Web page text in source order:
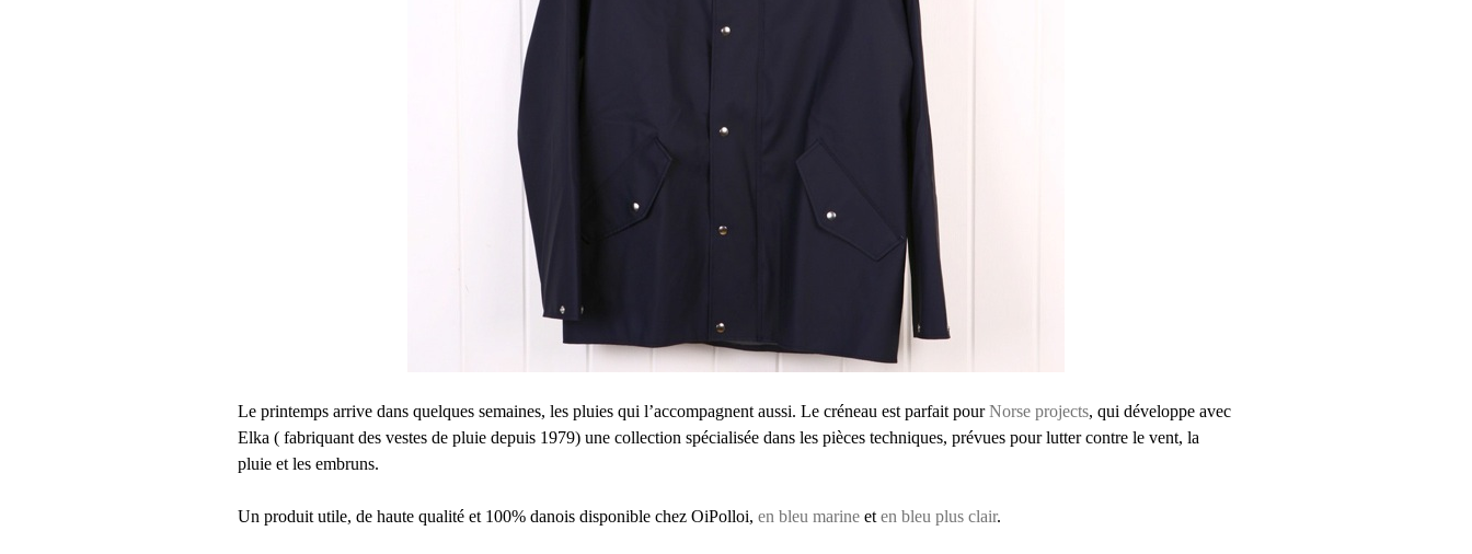
Le printemps arrive dans quelques semaines, les pluies qui l’accompagnent aussi. Le créneau est parfait pourNorse projects, qui développe avec
Elka ( fabriquant des vestes de pluie depuis 1979) une collection spécialisée dans les pièces techniques, prévues pour lutter contre le vent, la
pluie et les embruns.
Un produit utile, de haute qualité et 100% danois disponible chez OiPolloi, en bleu marine et en bleu plus clair.